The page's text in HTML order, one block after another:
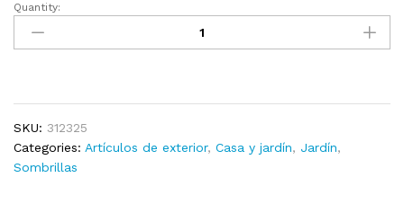
Sombrilla
voladiza
con
LED
250
cm
Quantity:
SKU: 312325
Categories: Artículos de exterior, Casa y jardín, Jardín,
Sombrillas